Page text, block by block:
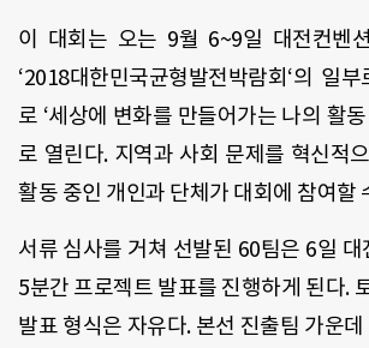
이 대회는 오는 9월 6~9일 대전컨벤
‘2018대한민국균형발전박람회 ‘의 일부
로 ‘세상에 변화를 만들어가는 나의 활동
로 열린다. 지역과 사회 문제를 혁신적
활동 중인 개인과 단체가 대회에 참여할
서류 심사를 거쳐 선발된 60팀은 6일 대
5분간 프로젝트 발표를 진행하게 된다.
발표 형식은 자유다. 본선 진출팀 가운데